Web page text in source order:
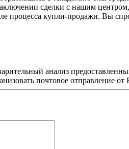
сделки с нашим
процесса купли-продажи. Вы
анализ
почтовое отправление от